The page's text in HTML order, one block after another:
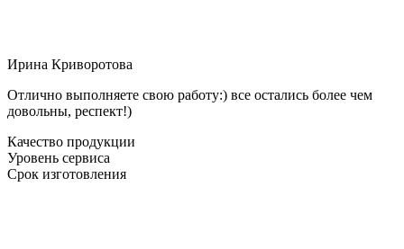
Ирина Криворотова
Отлично выполняете свою работу:) все остались более чем
довольны, респект!)
Качество продукции
Уровень сервиса
Срок изготовления